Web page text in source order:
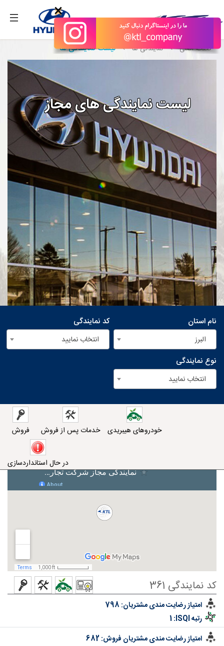
×
صفحه اصلی نمایندگی ها لیست نمایندگی ها
لیست نمایندگی های مجاز
نام استان
البرز
کد نمایندگی
انتخاب نمایید
نوع نمایندگی
انتخاب نمایید
فروش خدمات پس از فروش خودروهای هیبریدی
در حال استانداردسازی
کد نمایندگی 361
امتیاز رضایت مندی مشتریان:
رتبه ISQI:
1
امتیاز رضایت مندی مشتریان فروش: